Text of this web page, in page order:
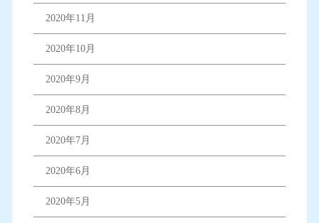
2020年11月
2020年10月
2020年9月
2020年8月
2020年7月
2020年6月
2020年5月